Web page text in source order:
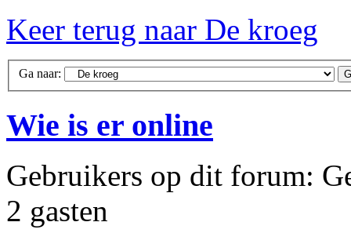
Keer terug naar De kroeg
Ga naar:
Wie is er online
Gebruikers op dit forum:
2 gasten